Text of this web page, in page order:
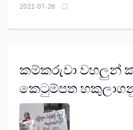
2021-07-26
කම්කරුවා වහලුන්
කෙටුම්පත
EPF/ETF/W&OP
පරදවමු